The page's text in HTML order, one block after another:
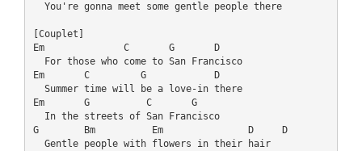
  You're gonna meet some gentle people there
[Couplet]
Em              C       G       D
  For those who come to San Francisco
Em       C         G            D
  Summer time will be a love-in there
Em       G          C       G
  In the streets of San Francisco
G        Bm          Em               D     D
  Gentle people with flowers in their hair